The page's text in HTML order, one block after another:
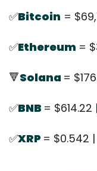
✅Bitcoin =
✅Ethereum =
🔻Solana =
✅BNB = $614.22 |
✅XRP = $0.542 |